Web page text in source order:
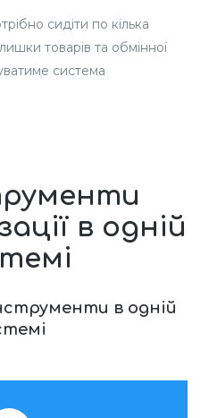
сидіти по кілька
товарів та обмінної
система
в одній
в одній